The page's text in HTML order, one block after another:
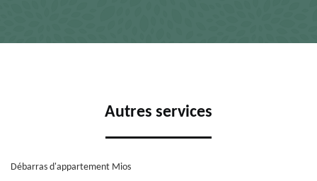
Autres services
Débarras d'appartement Mios